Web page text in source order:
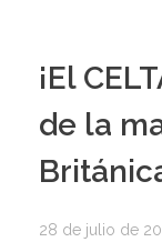
¡El
de la
28 de julio de